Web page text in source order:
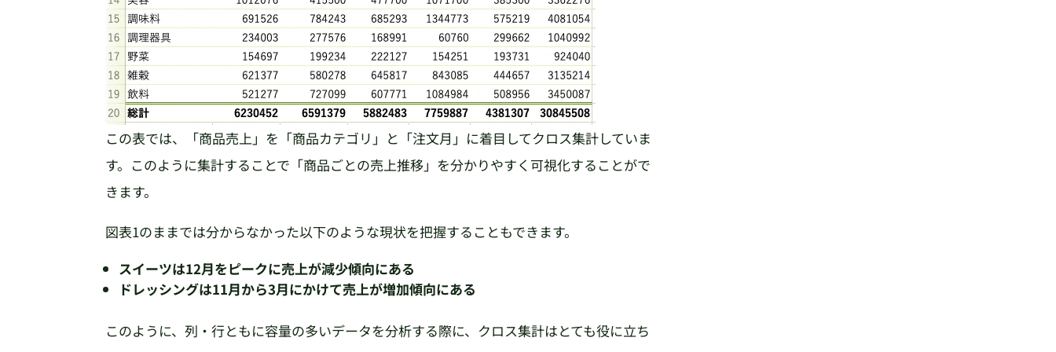
この表では、「商品売上」を「商品カテゴリ」と「注文月」に着目してクロス集計していま
す。このように集計することで「商品ごとの売上推移」を分かりやすく可視化することがで
きます。
図表1のままでは分からなかった以下のような現状を把握することもできます。
スイーツは12月をピークに売上が減少傾向にある
ドレッシングは11月から3月にかけて売上が増加傾向にある
このように、列・行ともに容量の多いデータを分析する際に、クロス集計はとても役に立ち